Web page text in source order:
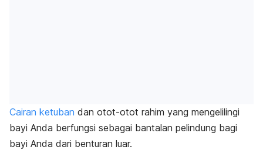
Cairan ketuban dan otot-otot rahim yang mengelilingi
bayi Anda berfungsi sebagai bantalan pelindung bagi
bayi Anda dari benturan luar.